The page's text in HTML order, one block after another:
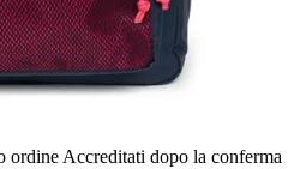
ordine Accreditati dopo la conferma